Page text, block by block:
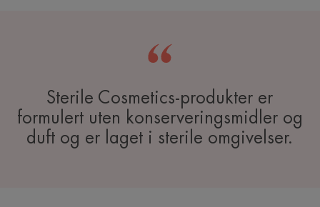
Sterile Cosmetics-produkter er
formulert uten konserveringsmidler og
duft og er laget i sterile omgivelser.